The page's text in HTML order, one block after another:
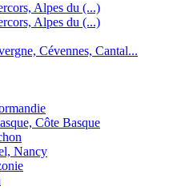
Alpes du (...)
Alpes du (...)
Cévennes, Cantal...
Côte Basque
Nancy